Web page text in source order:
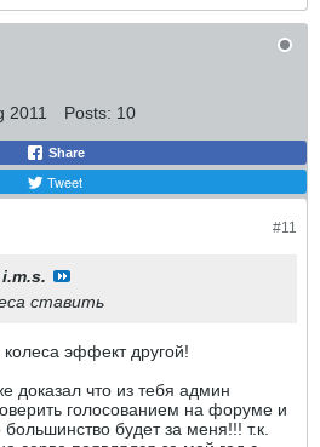
2011 Posts: 10
Share
Tweet
#11
i.m.s.
ставить
колеса эффект другой!
доказал что из тебя админ
голосованием на форуме и
будет за меня!!! т.к.